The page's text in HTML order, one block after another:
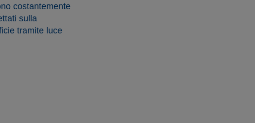
costantemente
sulla
tramite luce